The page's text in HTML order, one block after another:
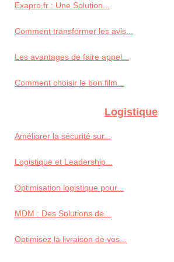
Exapro.fr : Une Solution...
Comment transformer les avis...
Les avantages de faire appel...
Comment choisir le bon film...
Logistique
Améliorer la sécurité sur...
Logistique et Leadership...
Optimisation logistique pour...
MDM : Des Solutions de...
Optimisez la livraison de vos...